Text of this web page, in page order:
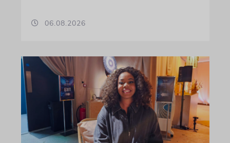
06.08.2026